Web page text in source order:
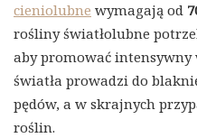
cieniolubne wymagają od
rośliny światłolubne
aby promować intensywny
światła prowadzi do
pędów, a w skrajnych
roślin.